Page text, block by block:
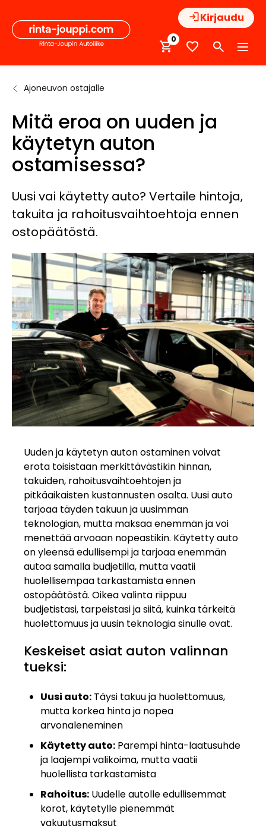
sisältöön
Kirjaudu
0
Etusivu
Autoilijan
Ajoneuvon ostajalle
Mitä eroa on
käytetyn
auton
ostamisessa?
Mitä eroa on uuden ja
käytetyn auton
ostamisessa?
Uusi vai käytetty auto? Vertaile hintoja,
takuita ja rahoitusvaihtoehtoja ennen
ostopäätöstä.
Uuden ja käytetyn auton ostaminen voivat
erota toisistaan merkittävästikin hinnan,
takuiden, rahoitusvaihtoehtojen ja
pitkäaikaisten kustannusten osalta. Uusi auto
tarjoaa täyden takuun ja uusimman
teknologian, mutta maksaa enemmän ja voi
menettää arvoaan nopeastikin. Käytetty auto
on yleensä edullisempi ja tarjoaa enemmän
autoa samalla budjetilla, mutta vaatii
huolellisempaa tarkastamista ennen
ostopäätöstä. Oikea valinta riippuu
budjetistasi, tarpeistasi ja siitä, kuinka tärkeitä
huolettomuus ja uusin teknologia sinulle ovat.
Keskeiset asiat auton valinnan
tueksi:
Uusi auto: Täysi takuu ja huolettomuus,
mutta korkea hinta ja nopea
arvonaleneminen
Käytetty auto: Parempi hinta-laatusuhde
ja laajempi valikoima, mutta vaatii
huolellista tarkastamista
Rahoitus: Uudelle autolle edullisemmat
korot, käytetylle pienemmät
vakuutusmaksut